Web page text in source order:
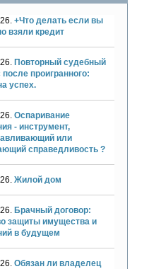
+Что делать если вы
взяли кредит
Повторный судебный
после проигранного:
успех.
Оспаривание
- инструмент,
или
справедливость ?
Жилой дом
Брачный договор:
защиты имущества и
в будущем
Обязан ли владелец